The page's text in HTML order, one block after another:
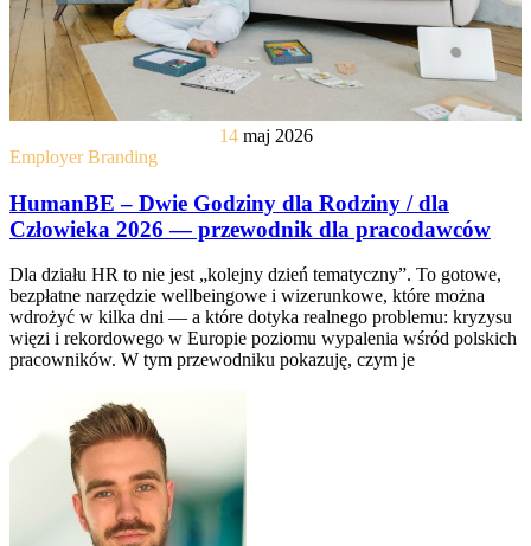
14 maj 2026
Employer Branding
HumanBE – Dwie Godziny dla Rodziny / dla
Człowieka 2026 — przewodnik dla pracodawców
Dla działu HR to nie jest „kolejny dzień tematyczny”. To gotowe,
bezpłatne narzędzie wellbeingowe i wizerunkowe, które można
wdrożyć w kilka dni — a które dotyka realnego problemu: kryzysu
więzi i rekordowego w Europie poziomu wypalenia wśród polskich
pracowników. W tym przewodniku pokazuję, czym je